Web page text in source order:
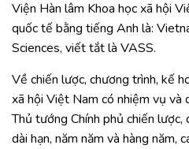
Viện Hàn lâm Khoa học xã hội
quốc tế bằng tiếng Anh là:
Sciences, viết tắt là VASS.
Về chiến lược, chương trình, kế
xã hội Việt Nam có nhiệm vụ và
Thủ tướng Chính phủ chiến lược,
dài hạn, năm năm và hàng năm,